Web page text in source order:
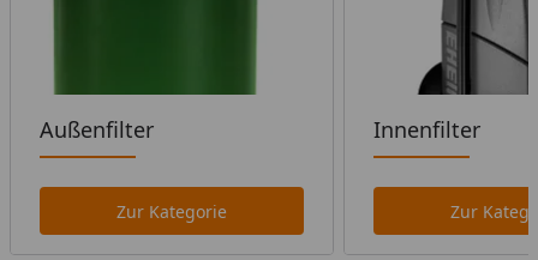
Außenfilter
Zur Kategorie
Innenfilter
Zur